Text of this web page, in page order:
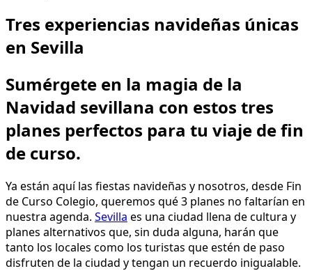
Tres experiencias navideñas únicas
en Sevilla
Sumérgete en la magia de la
Navidad sevillana con estos tres
planes perfectos para tu viaje de fin
de curso.
Ya están aquí las fiestas navideñas y nosotros, desde Fin
de Curso Colegio, queremos qué 3 planes no faltarían en
nuestra agenda. Sevilla es una ciudad llena de cultura y
planes alternativos que, sin duda alguna, harán que
tanto los locales como los turistas que estén de paso
disfruten de la ciudad y tengan un recuerdo inigualable.